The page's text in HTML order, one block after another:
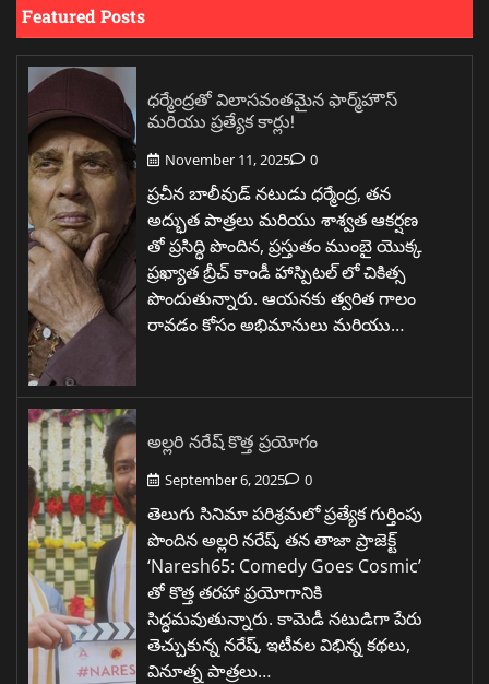
Featured Posts
ధర్మేంద్రతో విలాసవంతమైన ఫార్మ్‌హౌస్
మరియు ప్రత్యేక కార్లు!
November 11, 2025 0
ప్రచీన బాలీవుడ్ నటుడు ధర్మేంద్ర, తన
అద్భుత పాత్రలు మరియు శాశ్వత ఆకర్షణ
తో ప్రసిద్ధి పొందిన, ప్రస్తుతం ముంబై యొక్క
ప్రఖ్యాత బ్రీచ్ కాండీ హాస్పిటల్ లో చికిత్స
పొందుతున్నారు. ఆయనకు త్వరిత గాలం
రావడం కోసం అభిమానులు మరియు…
అల్లరి నరేష్ కొత్త ప్రయోగం
September 6, 2025 0
తెలుగు సినిమా పరిశ్రమలో ప్రత్యేక గుర్తింపు
పొందిన అల్లరి నరేష్, తన తాజా ప్రాజెక్ట్
‘Naresh65: Comedy Goes Cosmic’
తో కొత్త తరహా ప్రయోగానికి
సిద్ధమవుతున్నారు. కామెడీ నటుడిగా పేరు
తెచ్చుకున్న నరేష్, ఇటీవల విభిన్న కథలు,
వినూత్న పాత్రలు…